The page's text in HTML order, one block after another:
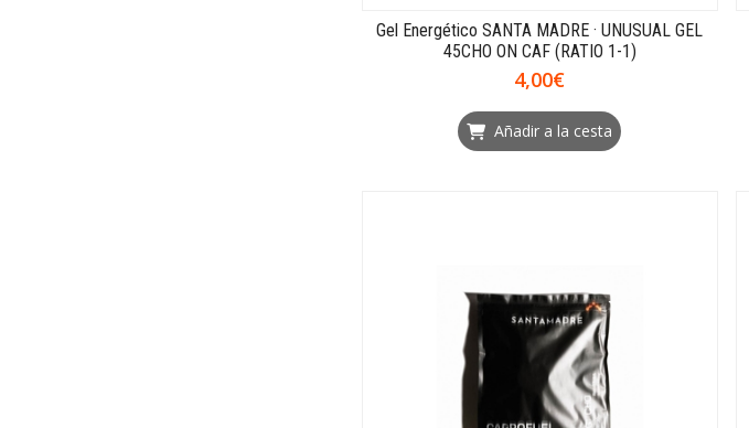
Gel Energético SANTA MADRE · UNUSUAL GEL
45CHO ON CAF (RATIO 1-1)
4,00€
Añadir a la cesta